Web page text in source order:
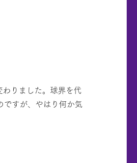
りました。球界を代
ですが、やはり何か気